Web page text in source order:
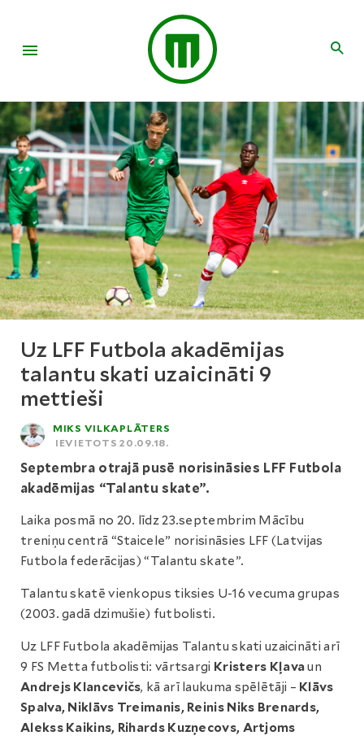
Uz LFF Futbola akadēmijas
talantu skati uzaicināti 9
mettieši
MIKS VILKAPLĀTERS
IEVIETOTS 20.09.18.
Septembra otrajā pusē norisināsies LFF Futbola
akadēmijas “Talantu skate”.
Laika posmā no 20. līdz 23.septembrim Mācību
treniņu centrā “Staicele” norisināsies LFF (Latvijas
Futbola federācijas) “Talantu skate”.
Talantu skatē vienkopus tiksies U-16 vecuma grupas
(2003. gadā dzimušie) futbolisti.
Uz LFF Futbola akadēmijas Talantu skati uzaicināti arī
9 FS Metta futbolisti: vārtsargi Kristers Kļavaun
Andrejs Klancevičs, kā arī laukuma spēlētāji – Klāvs
Spalva, Niklāvs Treimanis, Reinis Niks Brenards,
Alekss Kaikins, Rihards Kuzņecovs, Artjoms